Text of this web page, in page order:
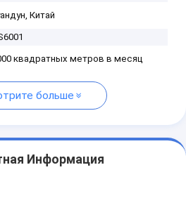
Китай
квадратных метров в месяц
больше
Информация